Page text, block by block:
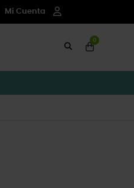
Mi Cuenta
0